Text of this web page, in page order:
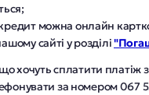
можна онлайн
сайті у розділі
хочуть сплатити платіж
за номером 067